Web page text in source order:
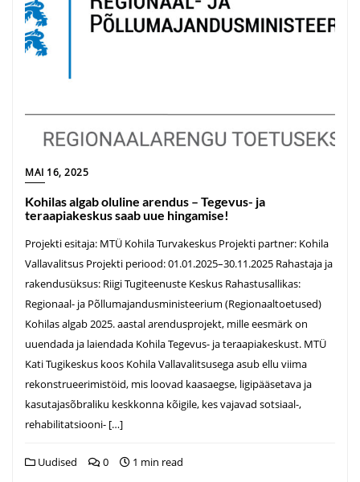
MAI 16, 2025
Kohilas algab oluline arendus – Tegevus- ja
teraapiakeskus saab uue hingamise!
Projekti esitaja: MTÜ Kohila Turvakeskus Projekti partner: Kohila
Vallavalitsus Projekti periood: 01.01.2025–30.11.2025 Rahastaja ja
rakendusüksus: Riigi Tugiteenuste Keskus Rahastusallikas:
Regionaal- ja Põllumajandusministeerium (Regionaaltoetused)
Kohilas algab 2025. aastal arendusprojekt, mille eesmärk on
uuendada ja laiendada Kohila Tegevus- ja teraapiakeskust. MTÜ
Kati Tugikeskus koos Kohila Vallavalitsusega asub ellu viima
rekonstrueerimistöid, mis loovad kaasaegse, ligipääsetava ja
kasutajasõbraliku keskkonna kõigile, kes vajavad sotsiaal-,
rehabilitatsiooni- […]
Uudised 0 1 min read